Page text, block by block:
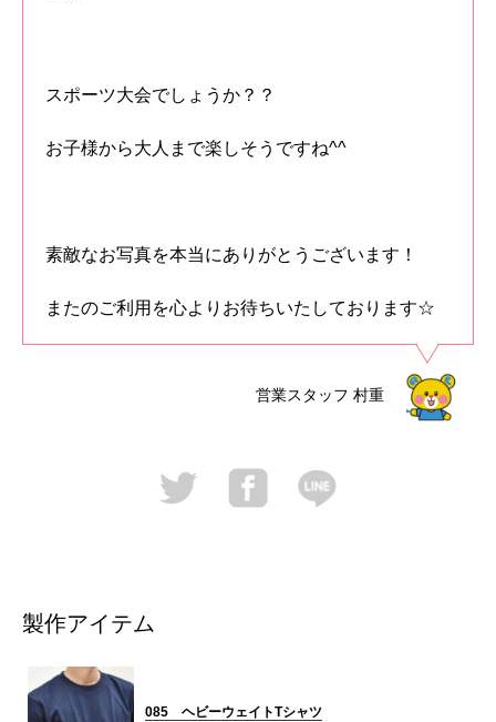
スポーツ大会でしょうか？？
お子様から大人まで楽しそうですね^^
素敵なお写真を本当にありがとうございます！
またのご利用を心よりお待ちいたしております☆
営業スタッフ 村重
製作アイテム
085 ヘビーウェイトTシャツ